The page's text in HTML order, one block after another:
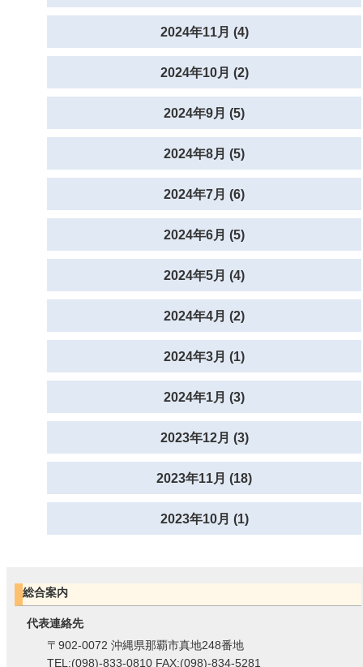
2024年11月 (4)
2024年10月 (2)
2024年9月 (5)
2024年8月 (5)
2024年7月 (6)
2024年6月 (5)
2024年5月 (4)
2024年4月 (2)
2024年3月 (1)
2024年1月 (3)
2023年12月 (3)
2023年11月 (18)
2023年10月 (1)
総合案内
代表連絡先
〒902-0072 沖縄県那覇市真地248番地
TEL:(098)-833-0810 FAX:(098)-834-5281